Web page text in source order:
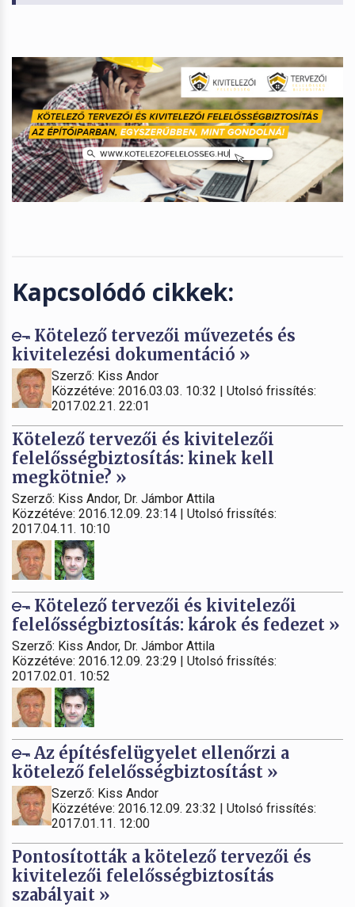
Kapcsolódó cikkek:
Kötelező tervezői művezetés és
kivitelezési dokumentáció »
Szerző: Kiss Andor
Közzétéve: 2016.03.03. 10:32 | Utolsó frissítés:
2017.02.21. 22:01
Kötelező tervezői és kivitelezői
felelősségbiztosítás: kinek kell
megkötnie? »
Szerző: Kiss Andor, Dr. Jámbor Attila
Közzétéve: 2016.12.09. 23:14 | Utolsó frissítés:
2017.04.11. 10:10
Kötelező tervezői és kivitelezői
felelősségbiztosítás: károk és fedezet »
Szerző: Kiss Andor, Dr. Jámbor Attila
Közzétéve: 2016.12.09. 23:29 | Utolsó frissítés:
2017.02.01. 10:52
Az építésfelügyelet ellenőrzi a
kötelező felelősségbiztosítást »
Szerző: Kiss Andor
Közzétéve: 2016.12.09. 23:32 | Utolsó frissítés:
2017.01.11. 12:00
Pontosították a kötelező tervezői és
kivitelezői felelősségbiztosítás
szabályait »